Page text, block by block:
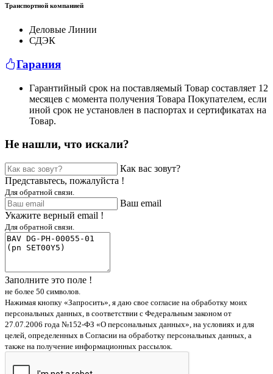
Транспортной компанией
Деловые Линии
СДЭК
Гарания
Гарантийный срок на поставляемый Товар составляет 12
месяцев с момента получения Товара Покупателем, если
иной срок не установлен в паспортах и сертификатах на
Товар.
Не нашли, что искали?
Как вас зовут?
Представьтесь, пожалуйста !
Для обратной связи.
Ваш email
Укажите верный email !
Для обратной связи.
Заполните это поле !
не более 50 символов.
Нажимая кнопку «Запросить», я даю свое согласие на обработку моих
персональных данных, в соответствии с Федеральным законом от
27.07.2006 года №152-ФЗ «О персональных данных», на условиях и для
целей, определенных в Согласии на обработку персональных данных, а
также на получение информационных рассылок.